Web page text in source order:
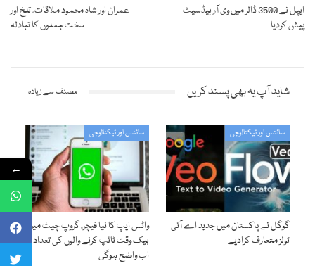
ایپل نے 3500 ڈالر میں وی آر ہیڈسیٹ
پیش کردیا
عمران اور شاہ محمود ملاقات، تلخ اور
سخت جملوں کا تبادلہ
شاید آپ یہ بھی پسند کریں مصنف سے زیادہ
سائنس اور ٹیکنالوجی
گوگل نے پاکستان میں جدید اے آئی
ٹولز متعارف کرادیے
سائنس اور ٹیکنالوجی
واٹس ایپ کا نیا فیچر، گروپ چیٹ میں
بیک وقت ٹائپ کرنے والوں کی تعداد
اب واضح ہوگی
←